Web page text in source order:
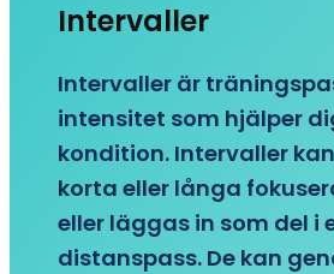
Intervaller
Intervaller är
intensitet som hjälper
kondition. Intervaller
korta eller långa
eller läggas in som del i
distanspass. De kan